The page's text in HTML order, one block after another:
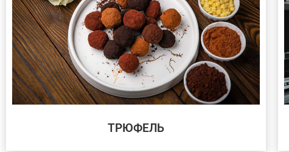
ТРЮФЕЛЬ